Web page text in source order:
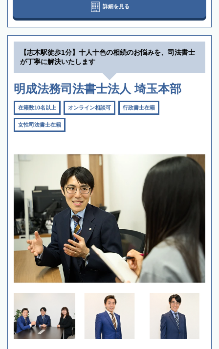
詳細を見る
【志木駅徒歩1分】十人十色の相続のお悩みを、司法書士
が丁寧に解決いたします
明成法務司法書士法人 埼玉本部
在籍数10名以上 オンライン相談可 行政書士在籍
女性司法書士在籍